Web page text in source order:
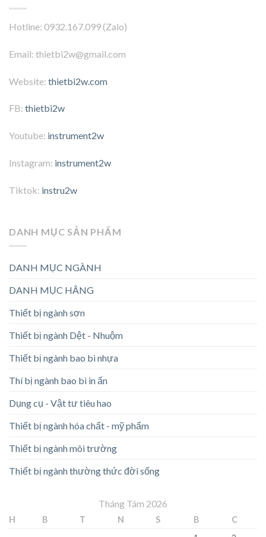
Hotline: 0932.167.099 (Zalo)
Email: thietbi2w@gmail.com
Website: thietbi2w.com
FB: thietbi2w
Youtube: instrument2w
Instagram: instrument2w
Tiktok: instru2w
DANH MỤC SẢN PHẨM
DANH MỤC NGÀNH
DANH MỤC HÃNG
Thiết bị ngành sơn
Thiết bị ngành Dệt - Nhuộm
Thiết bị ngành bao bì nhựa
Thí bị ngành bao bì in ấn
Dụng cụ - Vật tư tiêu hao
Thiết bị ngành hóa chất - mỹ phẩm
Thiết bị ngành môi trường
Thiết bị ngành thường thức đời sống
Tháng Tám 2026
H B T N S B
C